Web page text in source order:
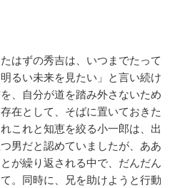
はずの秀吉は、いつまでたって
るい未来を見たい」と言い続け
、自分が道を踏み外さないため
在として、そばに置いておきた
これと知恵を絞る小一郎は、出
男だと認めていましたが、ああ
が繰り返される中で、だんだん
。同時に、兄を助けようと行動